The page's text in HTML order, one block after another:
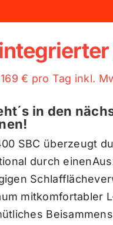
€ pro Tag inkl.
in den
SBC überzeugt
durch
mitkomfortabler